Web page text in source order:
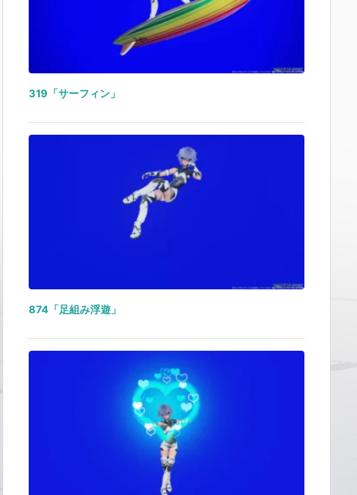
319「サーフィン」
874「足組み浮遊」